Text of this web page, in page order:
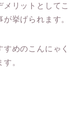
リットとしてこ
挙げられます。
めのこんにゃく
。